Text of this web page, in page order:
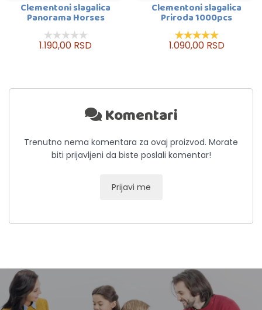
Clementoni slagalica
Panorama Horses
1000pcs
1.190,00 RSD
Clementoni slagalica
Priroda 1000pcs
1.090,00 RSD
Komentari
Trenutno nema komentara za ovaj proizvod. Morate
biti prijavljeni da biste poslali komentar!
Prijavi me